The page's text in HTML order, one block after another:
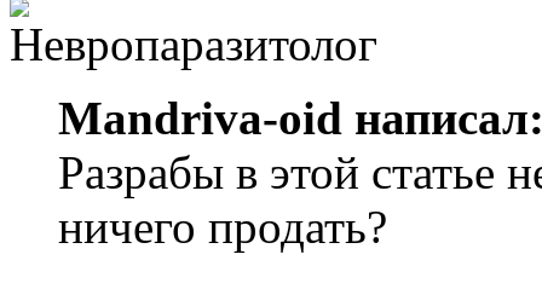
Mandriva-oid
Разрабы в этой статье
ничего продать?